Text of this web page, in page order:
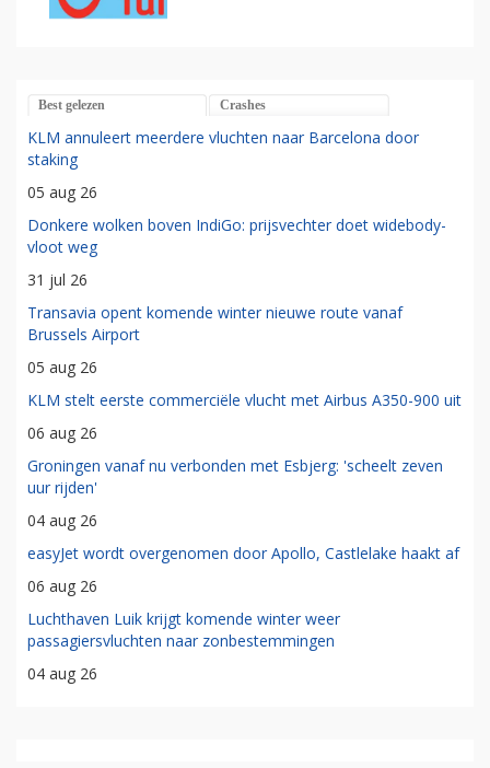
Best gelezen Crashes
KLM annuleert meerdere vluchten naar Barcelona door
staking
05 aug 26
Donkere wolken boven IndiGo: prijsvechter doet widebody-
vloot weg
31 jul 26
Transavia opent komende winter nieuwe route vanaf
Brussels Airport
05 aug 26
KLM stelt eerste commerciële vlucht met Airbus A350-900 uit
06 aug 26
Groningen vanaf nu verbonden met Esbjerg: 'scheelt zeven
uur rijden'
04 aug 26
easyJet wordt overgenomen door Apollo, Castlelake haakt af
06 aug 26
Luchthaven Luik krijgt komende winter weer
passagiersvluchten naar zonbestemmingen
04 aug 26